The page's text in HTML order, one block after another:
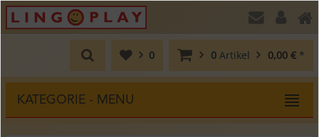
0 Artikel 0,00 € *
0
KATEGORIE - MENU